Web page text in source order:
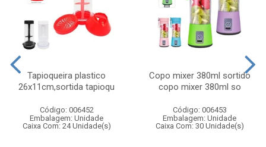
Tapioqueira plastico
26x11cm,sortida tapioqu
Código: 006452
Embalagem: Unidade
Caixa Com: 24 Unidade(s)
Copo mixer 380ml sortido
copo mixer 380ml so
Código: 006453
Embalagem: Unidade
Caixa Com: 30 Unidade(s)